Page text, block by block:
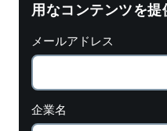
用なコンテンツを
メールアドレス
企業名